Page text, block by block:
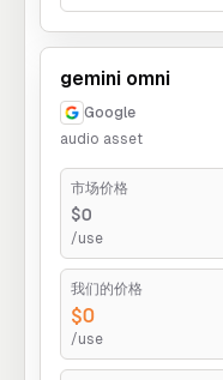
gemini omni
Google
audio asset
市场价格
$0
/use
我们的价格
$0
/use